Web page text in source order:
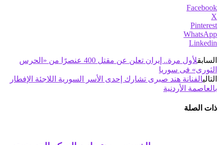
Facebook
X
Pinterest
WhatsApp
Linkedin
السابق
لأول مرة.. إيران تعلن عن مقتل 400 عنصرًا من «الحرس
الثورى» فى سوريا
التاليالفنانة هند صبرى تشارك إحدى الأسر السورية اللاجئة الإفطار
بالعاصمة الأردنية
ذات الصلة